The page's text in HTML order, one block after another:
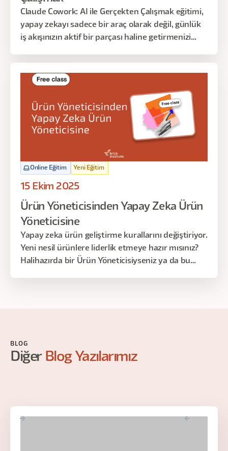
yorumlatıp anomalileri tespit etmek,
önceliklendirme yaparken AI'ın ürettiği skor
tablosunun arkasındaki gizli varsayımları görmek.
Claude Cowork: AI ile Gerçekten Çalışmak eğitimi,
yapay zekayı sadece bir araç olarak değil, günlük
iş akışınızın aktif bir parçası haline getirmenizi
işleri nasıl otomatikleştirebileceğinizi, farklı veri
kaynaklarından nasıl anlamlı çıktılar
üretebileceğinizi ve kendi iş süreçlerinizi AI ile
nasıl yeniden tasarlayabileceğinizi adım adım ele
alacağız.
Online Eğitim Yeni Eğitim
15 Ekim 2025
Ürün Yöneticisinden Yapay Zeka Ürün
Yöneticisine
Yapay zeka ürün geliştirme kurallarını değiştiriyor.
Yeni nesil ürünlere liderlik etmeye hazır mısınız?
Halihazırda bir Ürün Yöneticisiyseniz ya da bu
BLOG
Diğer Blog Yazılarımız